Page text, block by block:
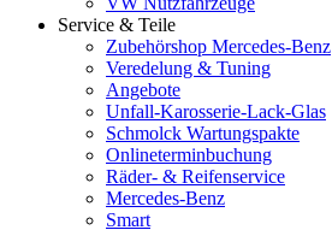
Service & Teile
Zubehörshop Mercedes-Benz
Veredelung & Tuning
Angebote
Unfall-Karosserie-Lack-Glas
Schmolck Wartungspakte
Onlineterminbuchung
Räder- & Reifenservice
Mercedes-Benz
Smart